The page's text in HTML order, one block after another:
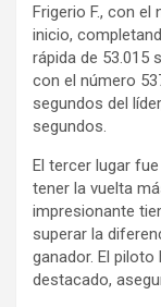
Frigerio F., con el
inicio,
rápida de 53.015
con el número
segundos del
segundos.
El tercer lugar
tener la vuelta
impresionante
superar la
ganador. El
destacado,